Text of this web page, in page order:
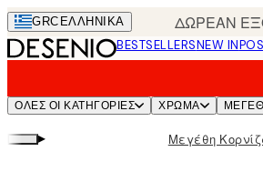
Skip
to
main
GRC ΕΛΛΗΝΙΚΆ ΔΩΡΕΑΝ
BESTSELLERSNEW IN
ΌΛΕΣ ΟΙ ΚΑΤΗΓΟΡΊΕΣ ΧΡΩΜΑ
▸ Μεγέθη